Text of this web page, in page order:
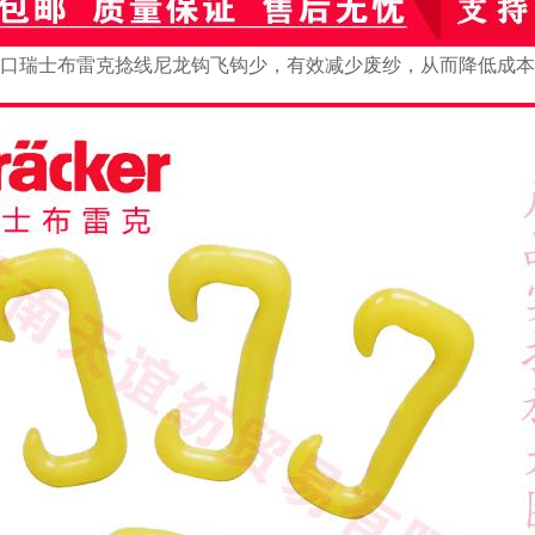
瑞士布雷克捻线尼龙钩飞钩少，有效减少废纱，从而降低成